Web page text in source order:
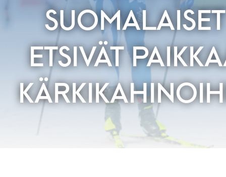
SUOMALAISET
ETSIVÄT